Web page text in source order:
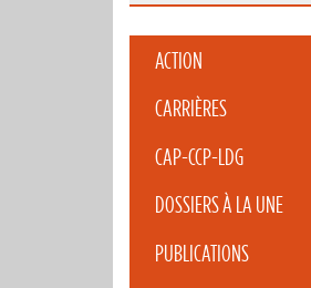
ACTION
CARRIÈRES
CAP-CCP-LDG
DOSSIERS À LA UNE
PUBLICATIONS